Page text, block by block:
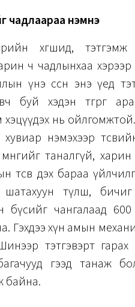
чадлаараа нэмнэ
хөгшид, тэтгэмж
ч чадлынхаа
үнэ өссөн энэ үед
хэдэн төгрөгөө
хэцүүдэх нь
нэмэхээр төсвийн
таналгүй, харин ч
төсөв дэх бараа
түлш,
бүсийг чангалаад 600
хүн амын механик
тэтгэвэрт гарах
гээд танаж
байна.